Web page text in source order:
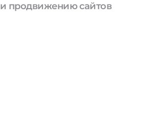
и продвижению сайтов